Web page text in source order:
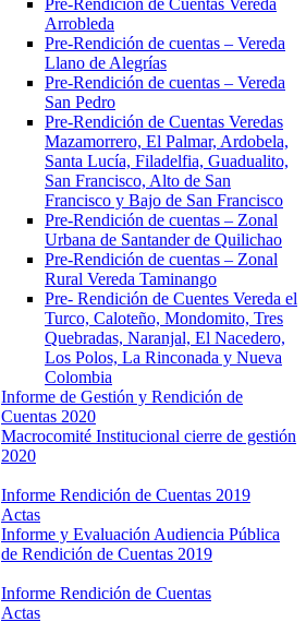
Pre-Rendición de Cuentas Vereda
Arrobleda
Pre-Rendición de cuentas – Vereda
Llano de Alegrías
Pre-Rendición de cuentas – Vereda
San Pedro
Pre-Rendición de Cuentas Veredas
Mazamorrero, El Palmar, Ardobela,
Santa Lucía, Filadelfia, Guadualito,
San Francisco, Alto de San
Francisco y Bajo de San Francisco
Pre-Rendición de cuentas – Zonal
Urbana de Santander de Quilichao
Pre-Rendición de cuentas – Zonal
Rural Vereda Taminango
Pre- Rendición de Cuentes Vereda el
Turco, Caloteño, Mondomito, Tres
Quebradas, Naranjal, El Nacedero,
Los Polos, La Rinconada y Nueva
Colombia
Informe de Gestión y Rendición de
Cuentas 2020
Macrocomité Institucional cierre de gestión
2020
Informe Rendición de Cuentas 2019
Actas
Informe y Evaluación Audiencia Pública
de Rendición de Cuentas 2019
Informe Rendición de Cuentas
Actas